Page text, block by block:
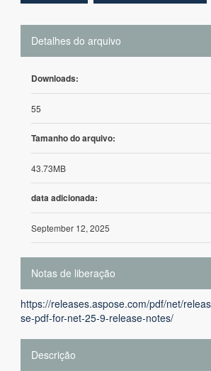
Detalhes do arquivo
Downloads:
55
Tamanho do arquivo:
43.73MB
data adicionada:
September 12, 2025
Notas de liberação
https://releases.aspose.com/pdf/net/
se-pdf-for-net-25-9-release-notes/
Descrição